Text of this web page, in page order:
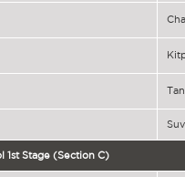
1st Stage (Section C)